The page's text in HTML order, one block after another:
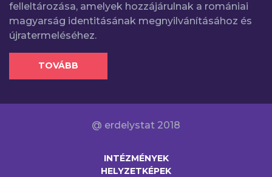
felleltározása, amelyek hozzájárulnak a romániai
magyarság identitásának megnyilvánításához és
újratermeléséhez.
TOVÁBB
@ erdelystat 2018
INTÉZMÉNYEK
HELYZETKÉPEK